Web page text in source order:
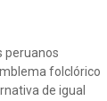
peruanos
folclórico
de igual